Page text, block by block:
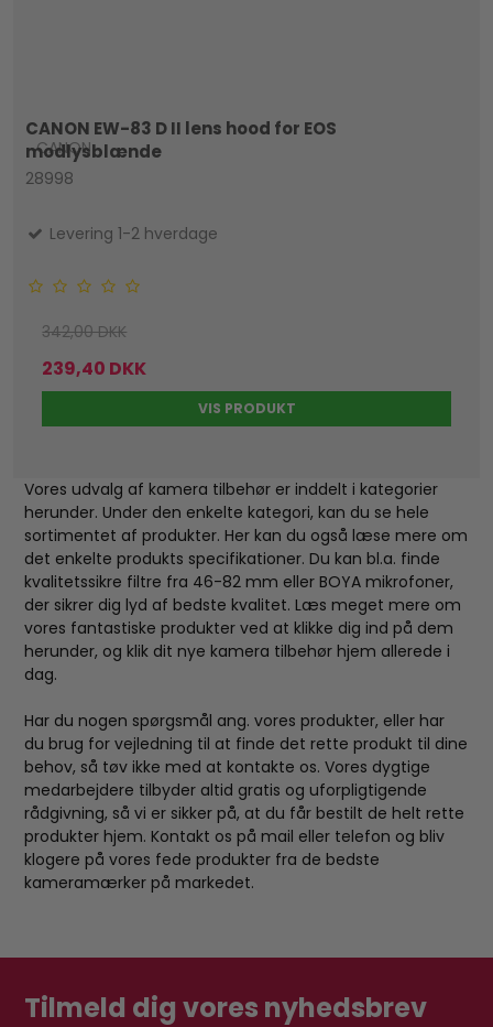
CANON EW-83 D II lens hood for EOS
modlysblænde
CANON
28998
Levering 1-2 hverdage
342,00 DKK
239,40 DKK
VIS PRODUKT
Vores udvalg af kamera tilbehør er inddelt i kategorier
herunder. Under den enkelte kategori, kan du se hele
sortimentet af produkter. Her kan du også læse mere om
det enkelte produkts specifikationer. Du kan bl.a. finde
kvalitetssikre filtre fra 46-82 mm eller BOYA mikrofoner,
der sikrer dig lyd af bedste kvalitet. Læs meget mere om
vores fantastiske produkter ved at klikke dig ind på dem
herunder, og klik dit nye kamera tilbehør hjem allerede i
dag.
Har du nogen spørgsmål ang. vores produkter, eller har
du brug for vejledning til at finde det rette produkt til dine
behov, så tøv ikke med at kontakte os. Vores dygtige
medarbejdere tilbyder altid gratis og uforpligtigende
rådgivning, så vi er sikker på, at du får bestilt de helt rette
produkter hjem. Kontakt os på mail eller telefon og bliv
klogere på vores fede produkter fra de bedste
kameramærker på markedet.
Tilmeld dig vores nyhedsbrev